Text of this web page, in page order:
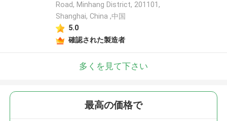
Road, Minhang District, 201101,
Shanghai, China ,中国
5.0
確認された製造者
多くを見て下さい
最高の価格で